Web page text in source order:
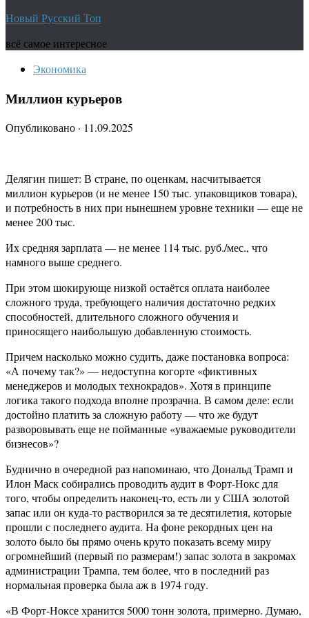
Новый Русский Топ
всё самое интересное
Экономика
Миллион курьеров
Опубликовано · 11.09.2025
Делягин пишет: В стране, по оценкам, насчитывается
миллион курьеров (и не менее 150 тыс. упаковщиков товара),
и потребность в них при нынешнем уровне техники — еще не
менее 200 тыс.
Их средняя зарплата — не менее 114 тыс. руб./мес., что
намного выше среднего.
При этом шокирующе низкой остаётся оплата наиболее
сложного труда, требующего наличия достаточно редких
способностей, длительного сложного обучения и
приносящего наибольшую добавленную стоимость.
Причем насколько можно судить, даже постановка вопроса:
«А почему так?» — недоступна когорте «фиктивных
менеджеров и молодых технокрадов». Хотя в принципе
логика такого подхода вполне прозрачна. В самом деле: если
достойно платить за сложную работу — что же будут
разворовывать еще не пойманные «уважаемые руководители
бизнесов»?
Буднично в очередной раз напоминаю, что Дональд Трамп и
Илон Маск собирались проводить аудит в Форт-Нокс для
того, чтобы определить наконец-то, есть ли у США золотой
запас или он куда-то растворился за те десятилетия, которые
прошли с последнего аудита. На фоне рекордных цен на
золото было бы прямо очень круто показать всему миру
огромнейший (первый по размерам!) запас золота в закромах
администрации Трампа, тем более, что в последний раз
нормальная проверка была аж в 1974 году.
«В Форт-Ноксе хранится 5000 тонн золота, примерно. Думаю,